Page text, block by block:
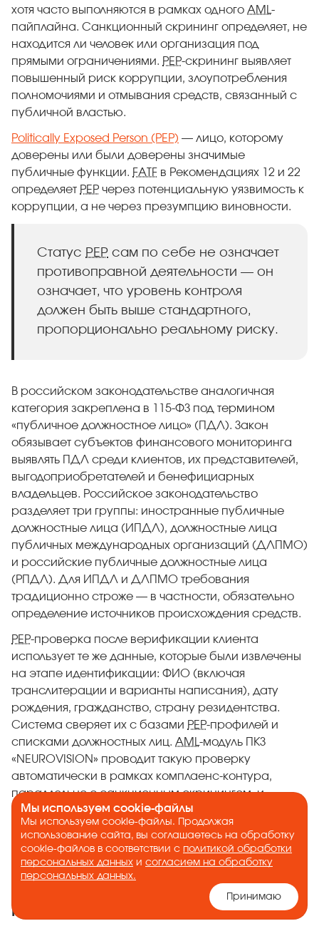
хотя часто выполняются в рамках одного AML -
пайплайна. Санкционный скрининг определяет, не
находится ли человек или организация под
прямыми ограничениями. PEP-скрининг выявляет
повышенный риск коррупции, злоупотребления
полномочиями и отмывания средств, связанный с
публичной властью.
Politically Exposed Person (PEP) — лицо, которому
доверены или были доверены значимые
публичные функции. FATF в Рекомендациях 12 и 22
определяет PEP через потенциальную уязвимость к
коррупции, а не через презумпцию виновности.
Статус PEP сам по себе не означает
противоправной деятельности — он
означает, что уровень контроля
должен быть выше стандартного,
пропорционально реальному риску.
В российском законодательстве аналогичная
категория закреплена в 115-ФЗ под термином
«публичное должностное лицо» (ПДЛ). Закон
обязывает субъектов финансового мониторинга
выявлять ПДЛ среди клиентов, их представителей,
выгодоприобретателей и бенефициарных
владельцев. Российское законодательство
разделяет три группы: иностранные публичные
должностные лица (ИПДЛ), должностные лица
публичных международных организаций (ДЛПМО)
и российские публичные должностные лица
(РПДЛ). Для ИПДЛ и ДЛПМО требования
традиционно строже — в частности, обязательно
определение источников происхождения средств.
PEP-проверка после верификации клиента
использует те же данные, которые были извлечены
на этапе идентификации: ФИО (включая
транслитерации и варианты написания), дату
рождения, гражданство, страну резидентства.
Система сверяет их с базами PEP-профилей и
списками должностных лиц. AML -модуль ПКЗ
«NEUROVISION» проводит такую проверку
автоматически в рамках комплаенс-контура,
параллельно с санкционным скринингом, и
возвращает результат в виде структурированного
отчета с указанием типаPEP -статуса, уровня
совпадения и связанных лиц.
Кого проверяют вместе с
клиентом на
-статус
Мы используем cookie-файлы
Мы используем cookie-файлы. Продолжая
использование сайта, вы соглашаетесь на обработку
cookie-файлов в соответствии с политикой обработки
персональных данных и согласием на обработку
персональных данных.
Принимаю